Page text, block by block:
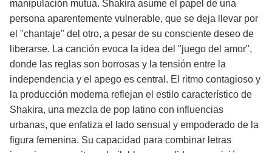
manipulación mutua. Shakira asume el papel de una
persona aparentemente vulnerable, que se deja llevar por
el "chantaje" del otro, a pesar de su consciente deseo de
liberarse. La canción evoca la idea del "juego del amor",
donde las reglas son borrosas y la tensión entre la
independencia y el apego es central. El ritmo contagioso y
la producción moderna reflejan el estilo característico de
Shakira, una mezcla de pop latino con influencias
urbanas, que enfatiza el lado sensual y empoderado de la
figura femenina. Su capacidad para combinar letras